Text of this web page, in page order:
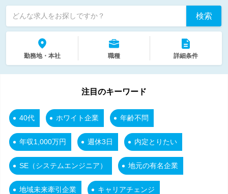
どんな求人をお探しですか？ 検索
勤務地・本社 職種 詳細条件
注目のキーワード
40代 ホワイト企業 年齢不問
年収1,000万円 週休3日 内定とりたい
SE（システムエンジニア） 地元の有名企業
地域未来牽引企業 キャリアチェンジ